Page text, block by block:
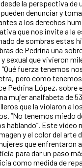
la perspectiva de
denunciar y
a los derechos
que nos invite a la
de sombras estas
de Pedrina una
sexual que vivieron
fuerza tenemos
pero como
Pedrina López, sobre
mujer analfabeta de
que la violaron a
“No tenemos miedo
hablando”. Este video
y el color del arte
que enfrentaron
para dar un paso
como medida de